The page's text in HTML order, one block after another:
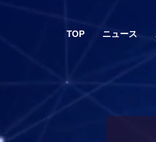
TOP ニュース